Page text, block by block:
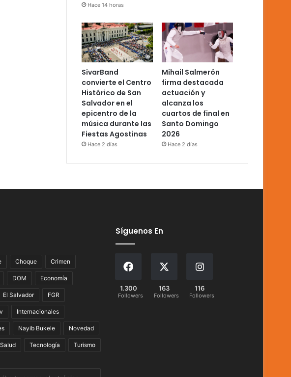
Hace 14 horas
SivarBand
convierte el Centro
Histórico de San
Salvador en el
epicentro de la
música durante las
Fiestas Agostinas
Hace 2 días
Mihail Salmerón
firma destacada
actuación y
alcanza los
cuartos de final en
Santo Domingo
2026
Hace 2 días
Choque Crimen
DOM Economía
El Salvador FGR
Internacionales
Nayib Bukele Novedad
Salud Tecnología Turismo
Síguenos En
1.300
Followers
163
Followers
116
Followers